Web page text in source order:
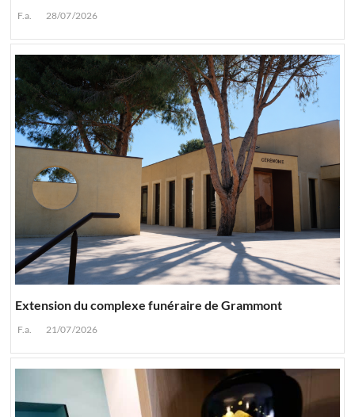
F.a. 28/07/2026
Extension du complexe funéraire de Grammont
F.a. 21/07/2026